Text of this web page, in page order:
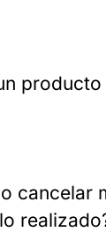
producto
cancelar